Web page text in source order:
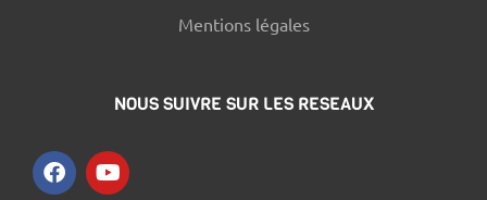
Mentions légales
NOUS SUIVRE SUR LES RESEAUX